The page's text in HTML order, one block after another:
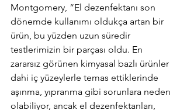
Montgomery, “El dezenfektanı son
dönemde kullanımı oldukça artan bir
ürün, bu yüzden uzun süredir
testlerimizin bir parçası oldu. En
zararsız görünen kimyasal bazlı ürünler
dahi iç yüzeylerle temas ettiklerinde
aşınma, yıpranma gibi sorunlara neden
olabiliyor, ancak el dezenfektanları,